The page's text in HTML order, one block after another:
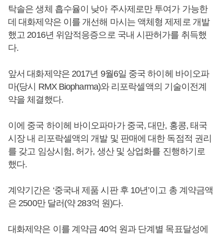
탁솔은 생체 흡수율이 낮아 주사제로만 투여가 가능한
데 대화제약은 이를 개선해 마시는 액체형 제제로 개발
했고 2016년 위암적응증으로 국내 시판허가를 취득했
다.
앞서 대화제약은 2017년 9월6일 중국 하이헤 바이오파
마(당시 RMX Biopharma)와 리포락셀액의 기술이전계
약을 체결했다.
이에 중국 하이헤 바이오파마가 중국, 대만, 홍콩, 태국
시장 내 리포락셀액의 개발 및 판매에 대한 독점적 권리
를 갖고 임상시험, 허가, 생산 및 상업화를 진행하기로
했다.
계약기간은 ‘중국내 제품 시판 후 10년’이고 총 계약금액
은 2500만 달러(약 283억 원)다.
대화제약은 이를 계약금 40억 원과 단계별 목표달성에